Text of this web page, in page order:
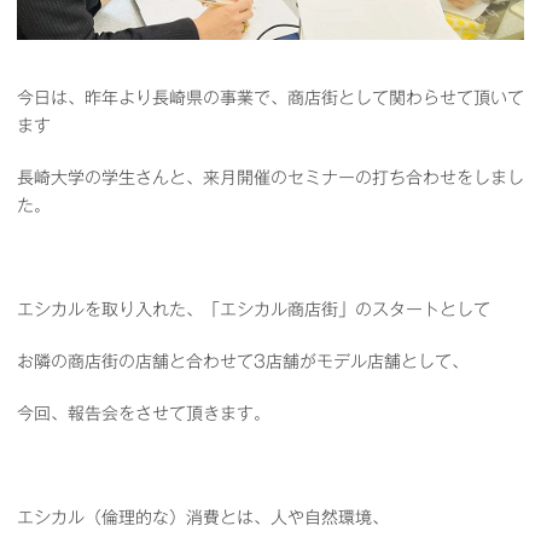
今日は、昨年より長崎県の事業で、商店街として関わらせて頂いて
ます
長崎大学の学生さんと、来月開催のセミナーの打ち合わせをしまし
た。
エシカルを取り入れた、「エシカル商店街」のスタートとして
お隣の商店街の店舗と合わせて3店舗がモデル店舗として、
今回、報告会をさせて頂きます。
エシカル（倫理的な）消費とは、人や自然環境、